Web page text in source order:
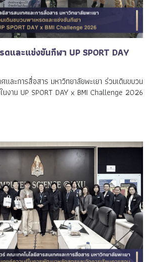
ดและแข่งขันกีฬา UP SPORT DAY
และการสื่อสาร มหาวิทยาลัยพะเยา ร่วมเดินขบวน
งาน UP SPORT DAY x BMI Challenge 2026